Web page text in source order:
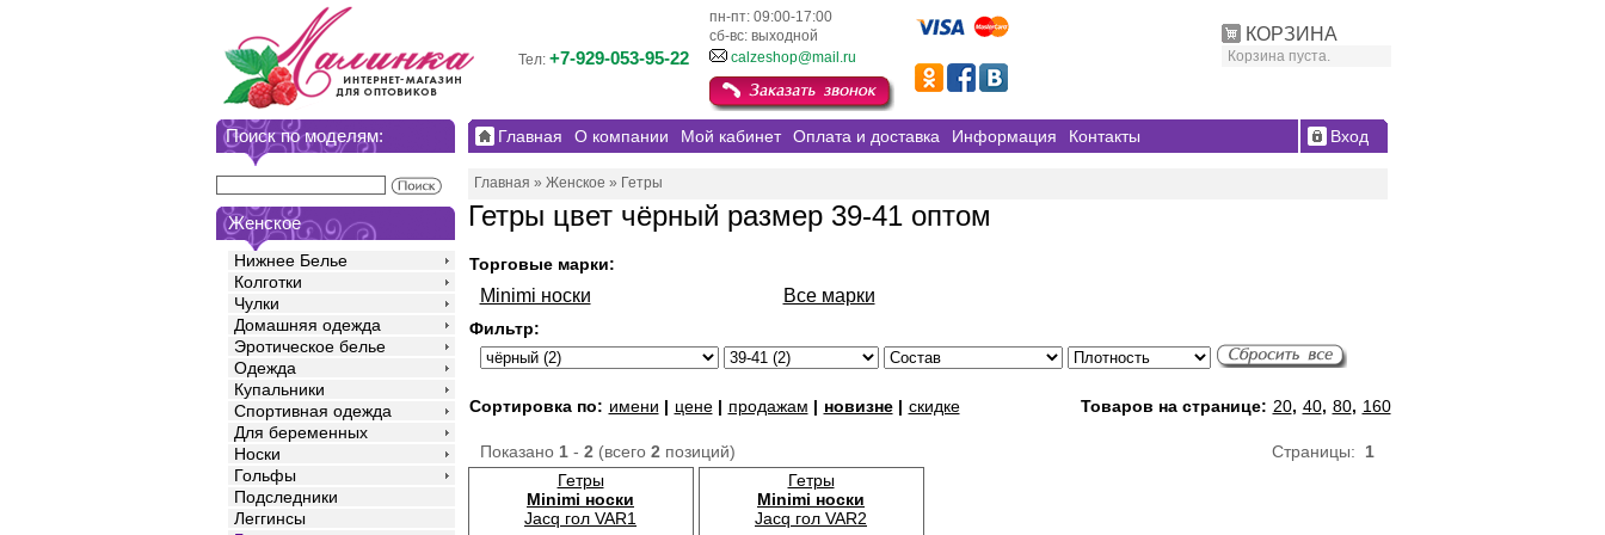
КОРЗИНА
Корзина пуста.
пн-пт: 09:00-17:00
сб-вс: выходной
Тел: +7-929-053-95-22 calzeshop@mail.ru
Поиск по моделям:
Женское
Нижнее Белье
Колготки
Чулки
Домашняя одежда
Эротическое белье
Одежда
Купальники
Спортивная одежда
Для беременных
Носки
Гольфы
Подследники
Леггинсы
Главная О компании Мой кабинет Оплата и доставка Информация Контакты Вход
Главная » Женское » Гетры
Гетры цвет чёрный размер 39-41 оптом
Торговые марки:
Minimi носки Все марки
Фильтр:
Сортировка по: имени | цене| продажам | новизне| скидке Товаров на странице: 20, 40, 80, 160
Страницы: 1
Показано 1- 2(всего 2позиций)
Гетры
Minimi носки
Jacq гол VAR1
Гетры
Minimi носки
Jacq гол VAR2